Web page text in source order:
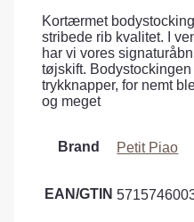
Kortærmet
stribede rib kvalitet. I
har vi vores
tøjskift.
trykknapper, for nemt
og meget
Brand Petit Piao
EAN/GTIN